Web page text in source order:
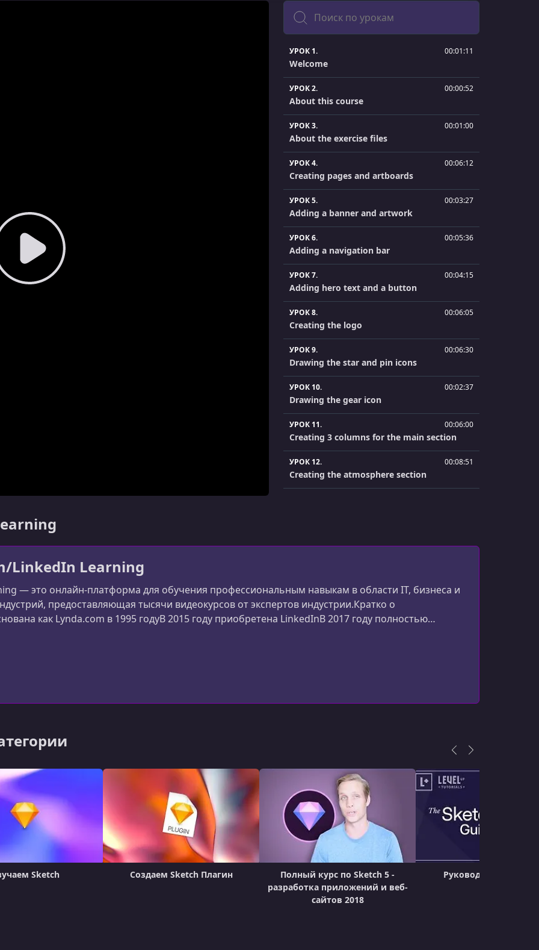
Поиск
УРОК 1. 00:01:11
Welcome
УРОК 2. 00:00:52
About this course
УРОК 3. 00:01:00
About the exercise files
УРОК 4. 00:06:12
Creating pages and artboards
УРОК 5. 00:03:27
Adding a banner and artwork
УРОК 6. 00:05:36
Adding a navigation bar
УРОК 7. 00:04:15
Adding hero text and a button
УРОК 8. 00:06:05
Creating the logo
УРОК 9. 00:06:30
Drawing the star and pin icons
УРОК 10. 00:02:37
Drawing the gear icon
УРОК 11. 00:06:00
Creating 3 columns for the main section
УРОК 12. 00:08:51
Creating the atmosphere section
Creating links and a pull quote
Creating link styles and a footer
УРОК 16.
Adjusting the header layout for medium
00:06:48
Adjusting the how-to and footer sections
for medium screens
УРОК 20. 00:03:04
Preparing the small artboard
УРОК 21.
Adjust the navigation and logo area
УРОК 22. 00:02:53
Adjusting the banner image and hero
content
LinkedIn Learning
— это онлайн-платформа для обучения профессиональным навыкам в области IT, бизнеса и
предоставляющая тысячи видеокурсов от экспертов индустрии.Кратко о
как Lynda.com в 1995 годуВ 2015 году приобретена LinkedInВ 2017 году полностью
в LinkedIn LearningСегодня является частью экосистемы Microsoft
Sketch Создаем Sketch Плагин
Полный курс по Sketch 5 -
разработка приложений и веб-
сайтов 2018
Руководство по